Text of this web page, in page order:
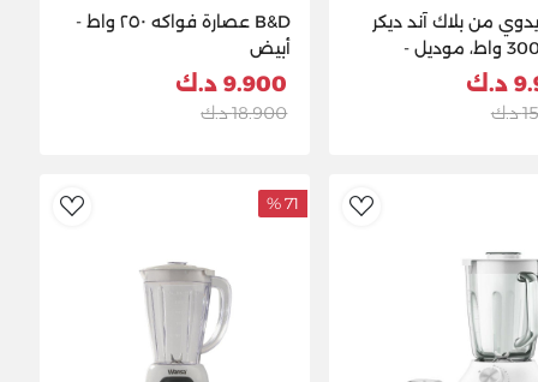
من بلاك آند ديكر
بقوة 300 واط، موديل -
B&D عصارة فواكه ٢٥٠ واط -
أبيض
9.900 د.ك
18.900 د.ك
AddToWishlist
71 %